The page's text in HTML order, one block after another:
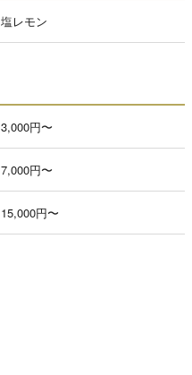
塩レモン
3,000円〜
7,000円〜
15,000円〜